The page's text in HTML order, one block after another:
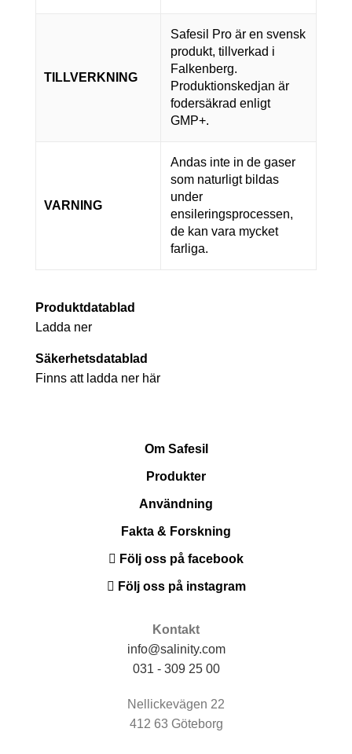
TILLVERKNING
Safesil Pro är en svensk
produkt, tillverkad i
Falkenberg.
Produktionskedjan är
fodersäkrad enligt
GMP+.
VARNING
Andas inte in de gaser
som naturligt bildas
under
ensileringsprocessen,
de kan vara mycket
farliga.
Produktdatablad
Ladda ner
Säkerhetsdatablad
Finns att ladda ner här
Om Safesil
Produkter
Användning
Fakta & Forskning
Följ oss på facebook
Följ oss på instagram
Kontakt
info@salinity.com
031 - 309 25 00
Nellickevägen 22
412 63 Göteborg